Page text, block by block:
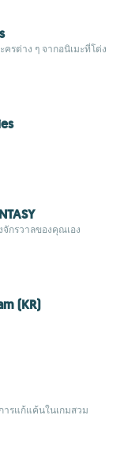
รต่าง ๆ จากอนิเมะที่โด่ง
จักรวาลของคุณเอง
(KR)
รแก้แค้นในเกมสวม